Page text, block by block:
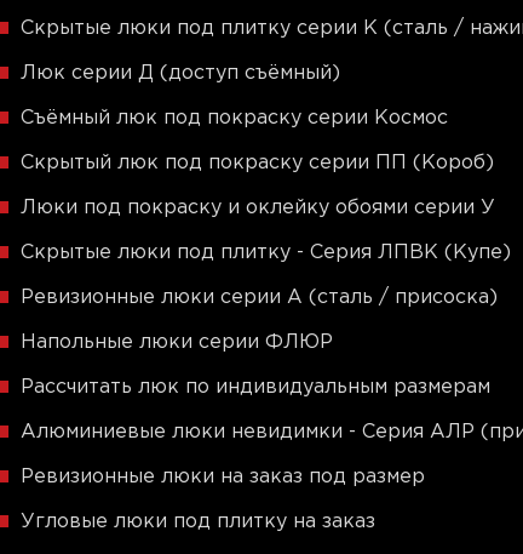
Скрытые люки под плитку серии K (сталь /
Люк серии Д (доступ съёмный)
Съёмный люк под покраску серии Космос
Скрытый люк под покраску серии ПП (Короб)
Люки под покраску и оклейку обоями серии У
Скрытые люки под плитку - Серия ЛПВК (Купе)
Ревизионные люки серии A (сталь / присоска)
Напольные люки серии ФЛЮР
Рассчитать люк по индивидуальным размерам
Алюминиевые люки невидимки - Серия АЛР
Ревизионные люки на заказ под размер
Угловые люки под плитку на заказ